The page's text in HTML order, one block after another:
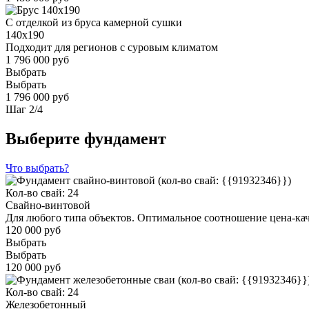
С отделкой из бруса камерной сушки
140x190
Подходит для регионов с суровым климатом
1 796 000 руб
Выбрать
Выбрать
1 796 000 руб
Шаг 2/4
Выберите фундамент
Что выбрать?
Кол-во свай: 24
Свайно-винтовой
Для любого типа объектов. Оптимальное соотношение цена-
120 000 руб
Выбрать
Выбрать
120 000 руб
Кол-во свай: 24
Железобетонный